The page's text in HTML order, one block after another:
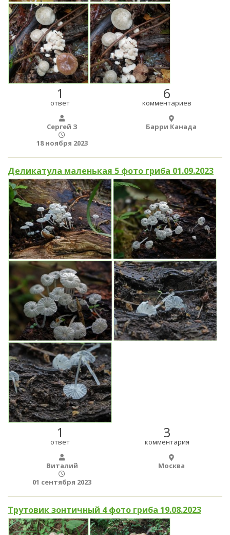
1
ответ
6
комментариев
Сергей З
Барри Канада
18 ноября 2023
Деликатула маленькая 5 фото гриба 01.09.2023
1
ответ
3
комментария
Виталий
Москва
01 сентября 2023
Трутовик зонтичный 4 фото гриба 19.08.2023